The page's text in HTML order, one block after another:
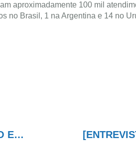
aproximadamente 100 mil
no Brasil, 1 na Argentina e 14 no
[Entrevista] A FAMÍLIA E A FORMAÇÃO DO FILHO, DO ALUNO E DO CIDADÃO